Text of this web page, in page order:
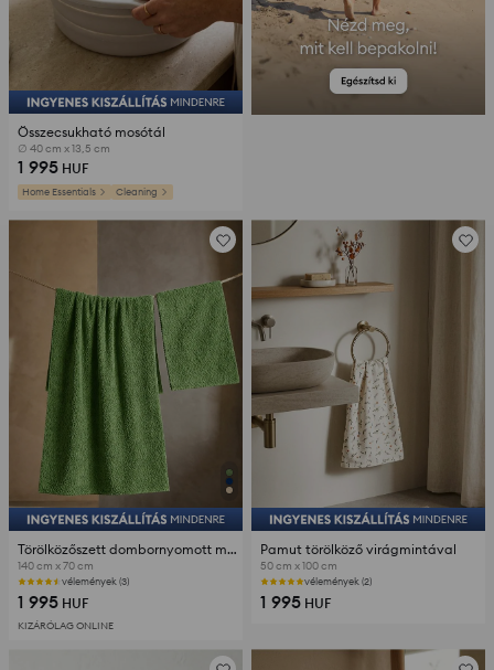
Összecsukható mosótál
∅ 40 cm x 13,5 cm
1 995 HUF
Home Essentials Cleaning
Törölközőszett dombornyomott mintával 2 pack
140 cm x 70 cm
vélemények (3)
1 995 HUF
KIZÁRÓLAG ONLINE
Pamut törölköző virágmintával
50 cm x 100 cm
vélemények (2)
1 995 HUF